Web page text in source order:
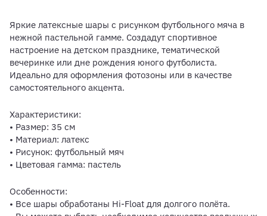
Яркие латексные шары с рисунком футбольного мяча в
нежной пастельной гамме. Создадут спортивное
настроение на детском празднике, тематической
вечеринке или дне рождения юного футболиста.
Идеально для оформления фотозоны или в качестве
самостоятельного акцента.
Характеристики:
• Размер: 35 см
• Материал: латекс
• Рисунок: футбольный мяч
• Цветовая гамма: пастель
Особенности:
• Все шары обработаны Hi-Float для долгого полёта.